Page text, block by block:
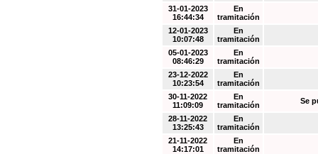
31-01-2023
16:44:34
En
tramitación
12-01-2023
10:07:48
En
tramitación
05-01-2023
08:46:29
En
tramitación
23-12-2022
10:23:54
En
tramitación
30-11-2022
11:09:09
En
tramitación
Se
28-11-2022
13:25:43
En
tramitación
21-11-2022
14:17:01
En
tramitación